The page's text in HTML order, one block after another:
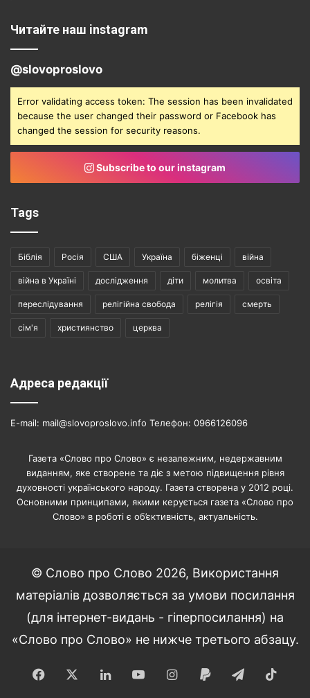
Читайте наш instagram
@slovoproslovo
Error validating access token: The session has been invalidated
because the user changed their password or Facebook has
changed the session for security reasons.
Subscribe to our instagram
Tags
Біблія Росія США Україна біженці війна
війна в Україні дослідження діти молитва освіта
переслідування релігійна свобода релігія смерть
сім'я християнство церква
Адреса редакції
E-mail: mail@slovoproslovo.info Телефон: 0966126096
Газета «Слово про Слово» є незалежним, недержавним
виданням, яке створене та діє з метою підвищення рівня
духовності українського народу. Газета створена у 2012 році.
Основними принципами, якими керується газета «Слово про
Слово» в роботі є об’єктивність, актуальність.
© Слово про Слово 2026, Використання
матеріалів дозволяється за умови посилання
(для інтернет-видань - гіперпосилання) на
«Слово про Слово» не нижче третього абзацу.
Facebook LinkedInYouTubeInstagram
Paypal Telegram